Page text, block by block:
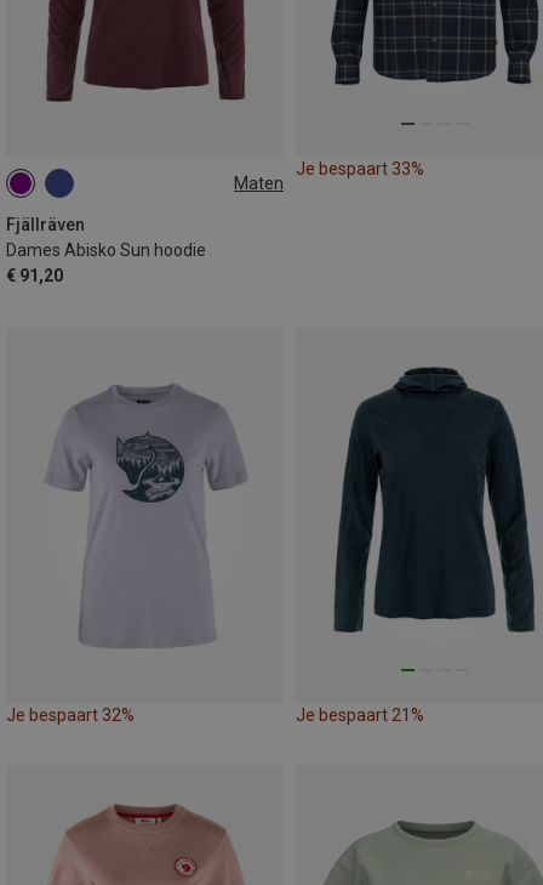
Maten
Fjällräven
Dames Abisko Sun hoodie
€ 91,20
XS L
Je bespaart 33%
Je bespaart 32% Je bespaart 21%